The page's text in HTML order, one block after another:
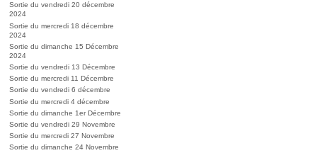
Sortie du vendredi 20 décembre
2024
Sortie du mercredi 18 décembre
2024
Sortie du dimanche 15 Décembre
2024
Sortie du vendredi 13 Décembre
Sortie du mercredi 11 Décembre
Sortie du vendredi 6 décembre
Sortie du mercredi 4 décembre
Sortie du dimanche 1er Décembre
Sortie du vendredi 29 Novembre
Sortie du mercredi 27 Novembre
Sortie du dimanche 24 Novembre